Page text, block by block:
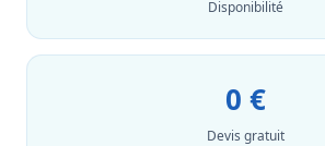
Disponibilité
0 €
Devis gratuit